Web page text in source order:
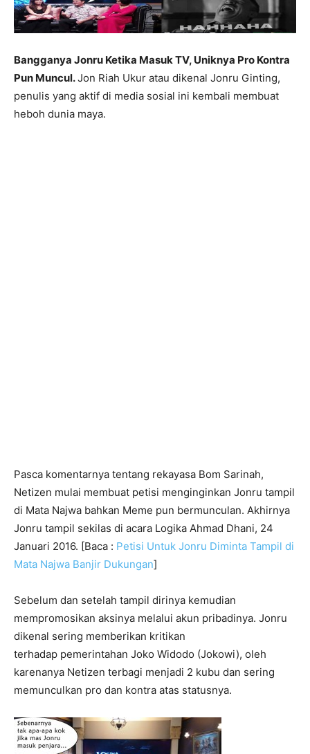
Bangganya Jonru Ketika Masuk TV, Uniknya Pro Kontra
Pun Muncul.Jon Riah Ukur atau dikenal Jonru Ginting,
penulis yang aktif di media sosial ini kembali membuat
heboh dunia maya.
Pasca komentarnya tentang rekayasa Bom Sarinah,
Netizen mulai membuat petisi menginginkan Jonru tampil
di Mata Najwa bahkan Meme pun bermunculan. Akhirnya
Jonru tampil sekilas di acara Logika Ahmad Dhani, 24
Januari 2016. [Baca : Petisi Untuk Jonru Diminta Tampil di
Mata Najwa Banjir Dukungan]
Sebelum dan setelah tampil dirinya kemudian
mempromosikan aksinya melalui akun pribadinya. Jonru
dikenal sering memberikan kritikan
terhadap pemerintahan Joko Widodo (Jokowi), oleh
karenanya Netizen terbagi menjadi 2 kubu dan sering
memunculkan pro dan kontra atas statusnya.